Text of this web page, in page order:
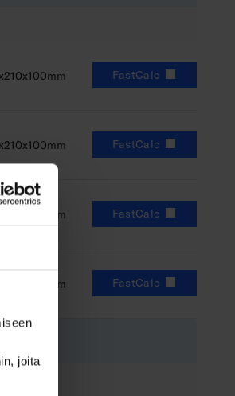
joita
FastCalc
FastCalc
FastCalc
FastCalc